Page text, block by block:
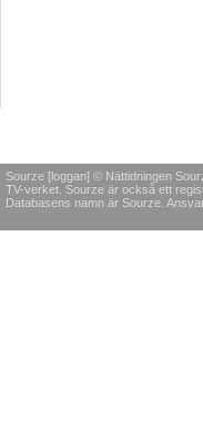
Sourze [loggan] © Nättidningen
TV-verket. Sourze är också ett
Databasens namn är Sourze.